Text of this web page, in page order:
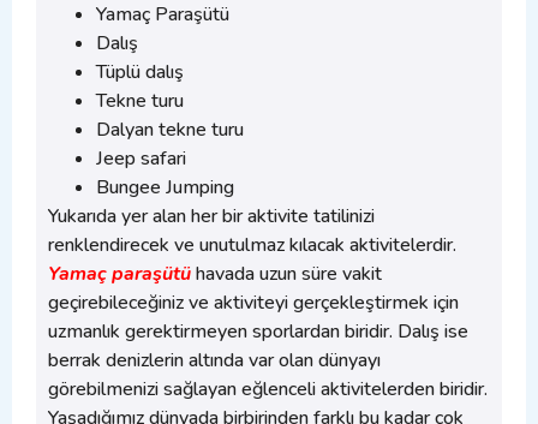
Yamaç Paraşütü
Dalış
Tüplü dalış
Tekne turu
Dalyan tekne turu
Jeep safari
Bungee Jumping
Yukarıda yer alan her bir aktivite tatilinizi
renklendirecek ve unutulmaz kılacak aktivitelerdir.
Yamaç paraşütühavada uzun süre vakit
geçirebileceğiniz ve aktiviteyi gerçekleştirmek için
uzmanlık gerektirmeyen sporlardan biridir. Dalış ise
berrak denizlerin altında var olan dünyayı
görebilmenizi sağlayan eğlenceli aktivitelerden biridir.
Yaşadığımız dünyada birbirinden farklı bu kadar çok